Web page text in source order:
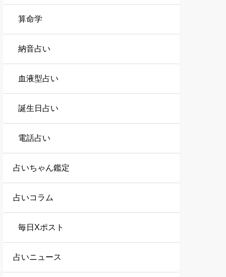
算命学
納音占い
血液型占い
誕生日占い
電話占い
占いちゃん鑑定
占いコラム
毎日Xポスト
占いニュース